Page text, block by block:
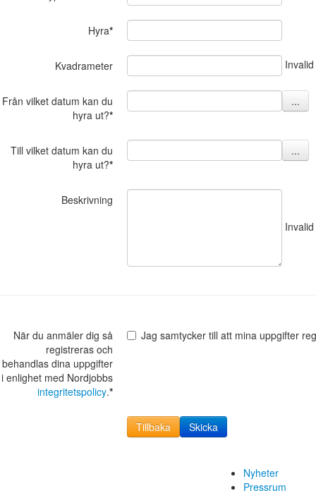
Hyra*
Kvadrameter
Från vilket datum kan du
hyra ut?*
Till vilket datum kan du
hyra ut?*
Beskrivning
När du anmäler dig så
registreras och
behandlas dina uppgifter
i enlighet med Nordjobbs
integritetspolicy.*
Jag samtycker till att mina uppgifter
Tillbaka Skicka
Nyheter
Pressrum